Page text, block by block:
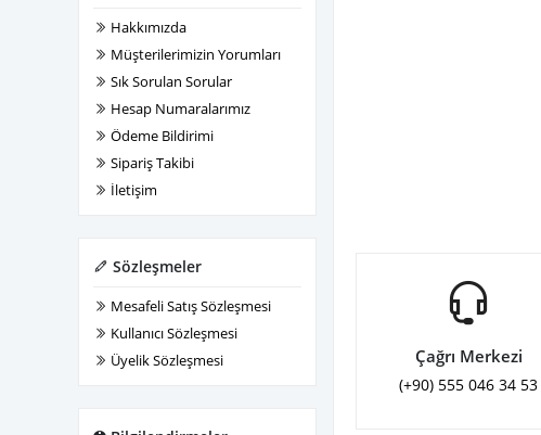
Hakkımızda
Müşterilerimizin Yorumları
Sık Sorulan Sorular
Hesap Numaralarımız
Ödeme Bildirimi
Sipariş Takibi
İletişim
Sözleşmeler
Mesafeli Satış Sözleşmesi
Kullanıcı Sözleşmesi
Üyelik Sözleşmesi
Çağrı Merkezi
(+90) 555 046 34 53